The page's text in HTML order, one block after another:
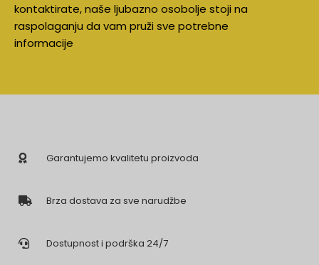
kontaktirate, naše ljubazno osobolje stoji na
raspolaganju da vam pruži sve potrebne
informacije
Garantujemo kvalitetu proizvoda
Brza dostava za sve narudžbe
Dostupnost i podrška 24/7